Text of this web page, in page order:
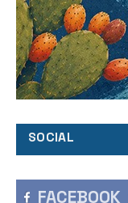
SOCIAL
FACEBOOK